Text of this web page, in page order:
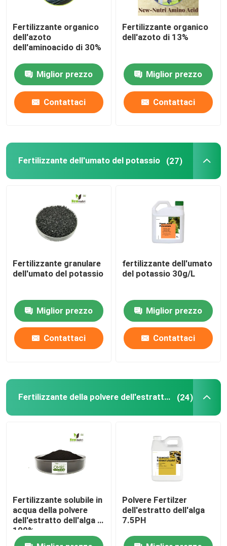
Fertilizzante organico
dell'azoto
dell'aminoacido di 30%
Miglior prezzo
Contattaci
Fertilizzante organico
dell'azoto di 13%
Miglior prezzo
Contattaci
Fertilizzante dell'umato del potassio (27)
Fertilizzante granulare
dell'umato del potassio
Miglior prezzo
Contattaci
fertilizzante dell'umato
del potassio 30g/L
Miglior prezzo
Contattaci
Fertilizzante della polvere dell'estratto dell'alga (24)
Fertilizzante solubile in
acqua della polvere
dell'estratto dell'alga di
100%
Polvere Fertilzer
dell'estratto dell'alga
7.5PH